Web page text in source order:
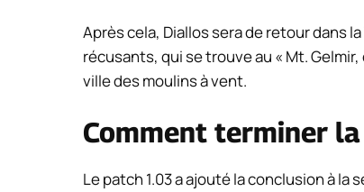
Après cela, Diallos sera de retour dans
récusants, qui se trouve au « Mt.
ville des moulins à vent.
Comment terminer
Le patch 1.03 a ajouté la conclusion à